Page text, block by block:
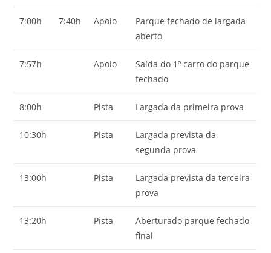
7:00h 7:40h Apoio
Parque fechado de largada
aberto
7:57h Apoio
Saída do 1º carro do parque
fechado
8:00h Pista Largada da primeira prova
10:30h Pista
Largada prevista da
segunda prova
13:00h Pista
Largada prevista da terceira
prova
13:20h Pista
Aberturado parque fechado
final